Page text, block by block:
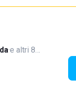
·e altri 8…